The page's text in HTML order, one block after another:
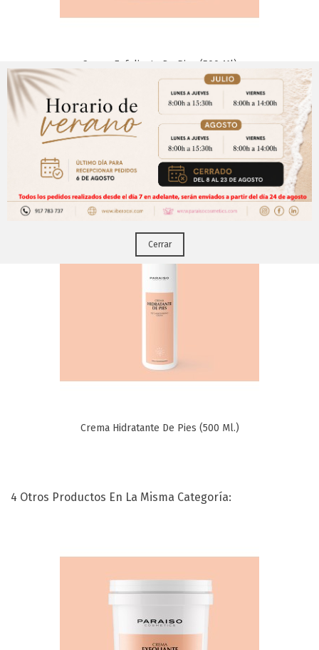
Crema Exfoliante De Pies (500 Ml)
Los Clientes Que Adquirieron Este Producto También
Compraron:
Crema Hidratante De Pies (500 Ml.)
4 Otros Productos En La Misma Categoría:
Aviso Importante
¡Regístrate para acceder a los precios y realizar
tus pedidos online.!
Puedes hacerlo desdeAqui!
CERRAR
Cerrar